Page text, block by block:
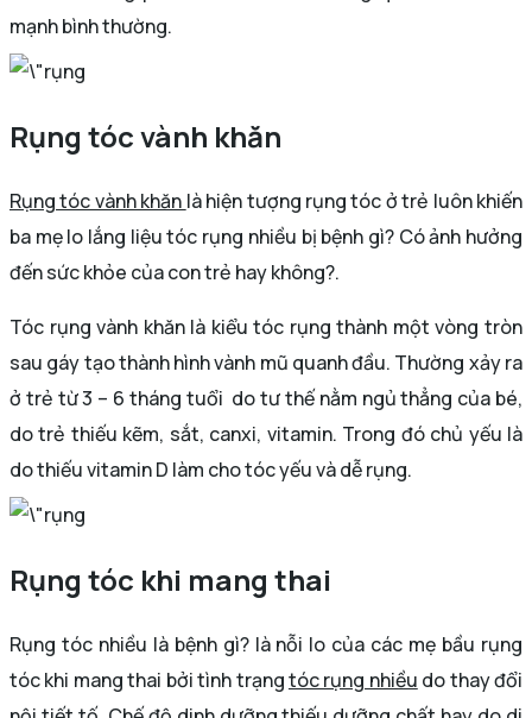
mạnh bình thường.
Rụng tóc vành khăn
Rụng tóc vành khăn là hiện tượng rụng tóc ở trẻ luôn khiến
ba mẹ lo lắng liệu tóc rụng nhiều bị bệnh gì? Có ảnh hưởng
đến sức khỏe của con trẻ hay không?.
Tóc rụng vành khăn là kiểu tóc rụng thành một vòng tròn
sau gáy tạo thành hình vành mũ quanh đầu. Thường xảy ra
ở trẻ từ 3 – 6 tháng tuổi do tư thế nằm ngủ thẳng của bé,
do trẻ thiếu kẽm, sắt, canxi, vitamin. Trong đó chủ yếu là
do thiếu vitamin D làm cho tóc yếu và dễ rụng.
Rụng tóc khi mang thai
Rụng tóc nhiều là bệnh gì? là nỗi lo của các mẹ bầu rụng
tóc khi mang thai bởi tình trạngtóc rụng nhiều do thay đổi